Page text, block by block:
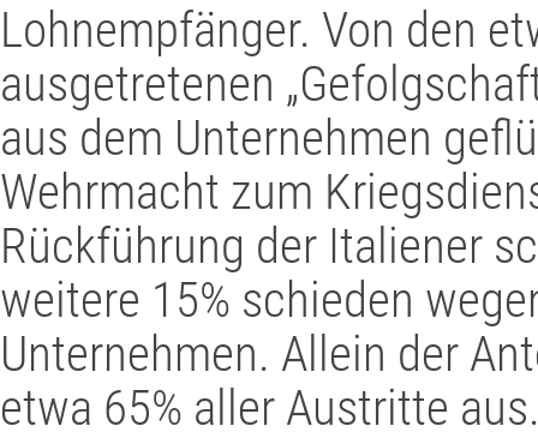
Lohnempfänger. Von den
ausgetretenen
aus dem Unternehmen
Wehrmacht zum
Rückführung der Italiener
weitere 15% schieden
Unternehmen. Allein der
etwa 65% aller Austritte